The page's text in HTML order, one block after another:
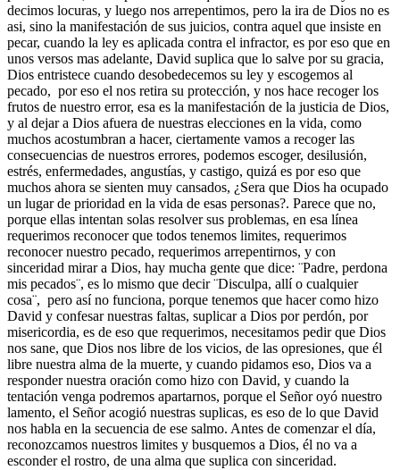
decimos locuras, y luego nos arrepentimos, pero la ira de Dios no es
asi, sino la manifestación de sus juicios, contra aquel que insiste en
pecar, cuando la ley es aplicada contra el infractor, es por eso que en
unos versos mas adelante, David suplica que lo salve por su gracia,
Dios entristece cuando desobedecemos su ley y escogemos al
pecado, por eso el nos retira su protección, y nos hace recoger los
frutos de nuestro error, esa es la manifestación de la justicia de Dios,
y al dejar a Dios afuera de nuestras elecciones en la vida, como
muchos acostumbran a hacer, ciertamente vamos a recoger las
consecuencias de nuestros errores, podemos escoger, desilusión,
estrés, enfermedades, angustías, y castigo, quizá es por eso que
muchos ahora se sienten muy cansados, ¿Sera que Dios ha ocupado
un lugar de prioridad en la vida de esas personas?. Parece que no,
porque ellas intentan solas resolver sus problemas, en esa línea
requerimos reconocer que todos tenemos limites, requerimos
reconocer nuestro pecado, requerimos arrepentirnos, y con
sinceridad mirar a Dios, hay mucha gente que dice: ¨Padre, perdona
mis pecados¨, es lo mismo que decir ¨Disculpa, allí o cualquier
cosa¨, pero así no funciona, porque tenemos que hacer como hizo
David y confesar nuestras faltas, suplicar a Dios por perdón, por
misericordia, es de eso que requerimos, necesitamos pedir que Dios
nos sane, que Dios nos libre de los vicios, de las opresiones, que él
libre nuestra alma de la muerte, y cuando pidamos eso, Dios va a
responder nuestra oración como hizo con David, y cuando la
tentación venga podremos apartarnos, porque el Señor oyó nuestro
lamento, el Señor acogió nuestras suplicas, es eso de lo que David
nos habla en la secuencia de ese salmo. Antes de comenzar el día,
reconozcamos nuestros limites y busquemos a Dios, él no va a
esconder el rostro, de una alma que suplica con sinceridad.